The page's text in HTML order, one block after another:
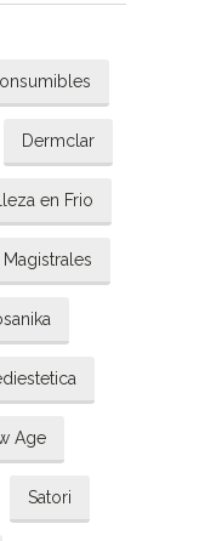
Dermclar
en Frio
Age
Satori